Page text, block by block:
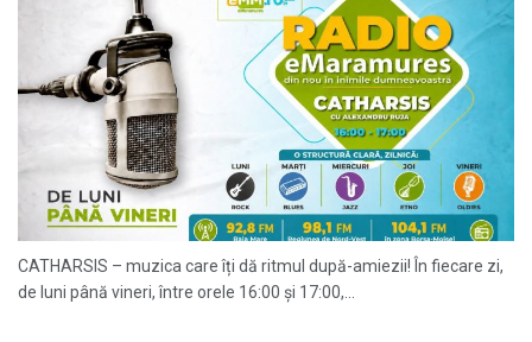
CATHARSIS – muzica care îți dă ritmul după-amiezii! În fiecare zi,
de luni până vineri, între orele 16:00 și 17:00,...